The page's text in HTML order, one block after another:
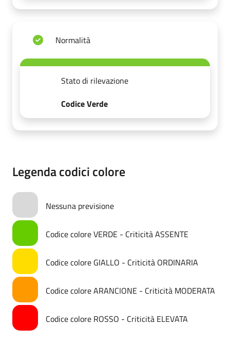
Normalità
Stato di rilevazione
Codice Verde
Legenda codici colore
Nessuna previsione
Codice colore VERDE - Criticità ASSENTE
Codice colore GIALLO - Criticità ORDINARIA
Codice colore ARANCIONE - Criticità MODERATA
Codice colore ROSSO - Criticità ELEVATA